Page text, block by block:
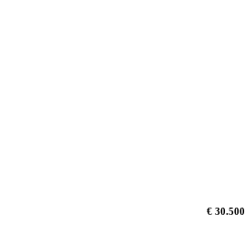
€ 30.500